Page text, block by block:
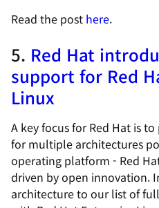
Read the post here.
5. Red Hat
support for Red
Linux
A key focus for Red Hat is
for multiple architectures
operating platform - Red
driven by open innovation.
architecture to our list of